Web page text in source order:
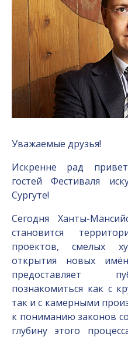
Уважаемые друзья!
Искренне рад
гостей Фестиваля
Сургуте!
Сегодня Ханты-
становится
проектов, смелых
открытия новых
предоставляет
познакомиться как с
так и с камерными
к пониманию законов
глубину этого